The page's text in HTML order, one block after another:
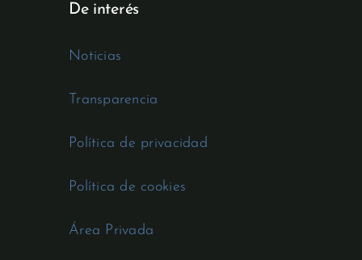
De interés
Noticias
Transparencia
Política de privacidad
Política de cookies
Área Privada